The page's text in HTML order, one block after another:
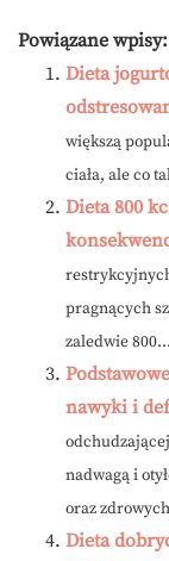
Powiązane wpisy:
Dieta
większą
ciała, ale co
Dieta 800
pragnących
zaledwie 800...
nawyki i
nadwagą i
oraz
Dieta